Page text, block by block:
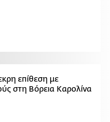
επίθεση με
στη Βόρεια Καρολίνα